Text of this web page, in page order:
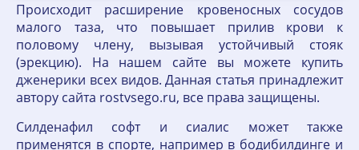
Происходит расширение кровеносных сосудов
малого таза, что повышает прилив крови к
половому члену, вызывая устойчивый стояк
(эрекцию). На нашем сайте вы можете купить
дженерики всех видов. Данная статья принадлежит
автору сайта rostvsego.ru, все права защищены.
Силденафил софт и сиалис может также
применятся в спорте, например в бодибилдинге и